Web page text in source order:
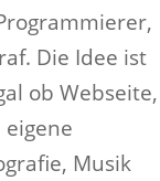
Die Idee ist
ob Webseite,
Musik